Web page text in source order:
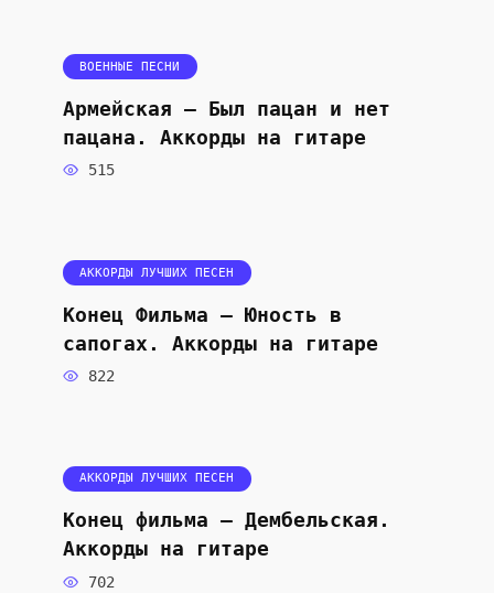
ВОЕННЫЕ ПЕСНИ
Армейская — Был пацан и нет
пацана. Аккорды на гитаре
515
АККОРДЫ ЛУЧШИХ ПЕСЕН
Конец Фильма — Юность в
сапогах. Аккорды на гитаре
822
АККОРДЫ ЛУЧШИХ ПЕСЕН
Конец фильма — Дембельская.
Аккорды на гитаре
702